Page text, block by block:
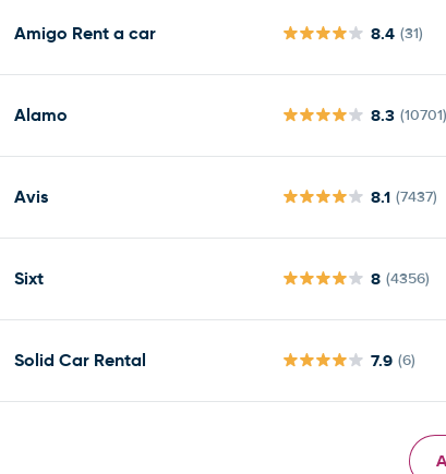
Amigo Rent a car 8.4 (31)
Alamo 8.3 (10701)
Avis 8.1 (7437)
Sixt 8 (4356)
Solid Car Rental 7.9 (6)